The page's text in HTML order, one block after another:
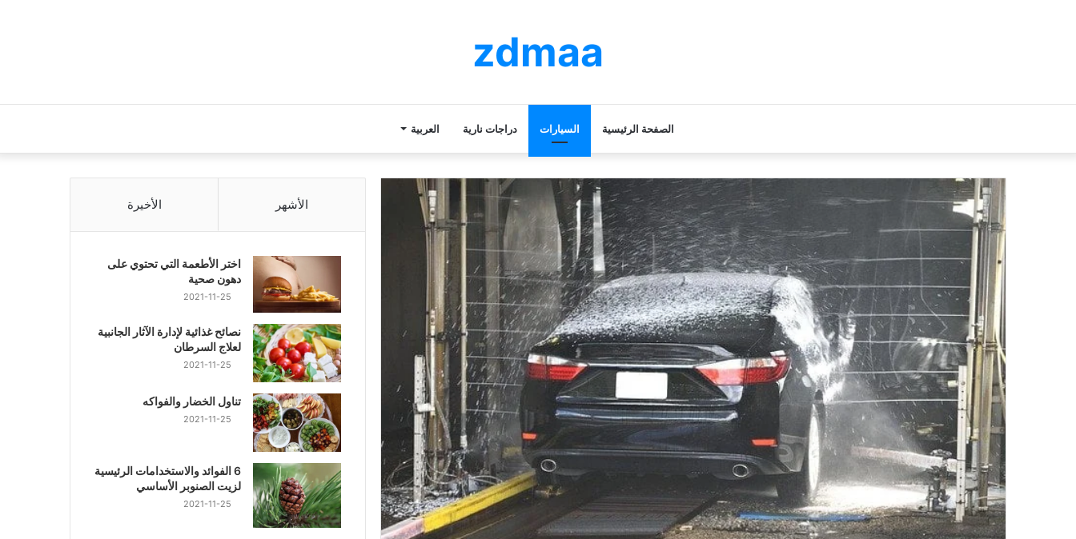
zdmaa
الصفحة الرئيسية السيارات دراجات نارية العربية
الأشهر الأخيرة
اختر الأطعمة التي تحتوي على
دهون صحية
2021-11-25
نصائح غذائية لإدارة الآثار الجانبية
لعلاج السرطان
2021-11-25
تناول الخضار والفواكه
2021-11-25
6 الفوائد والاستخدامات الرئيسية
لزيت الصنوبر الأساسي
2021-11-25